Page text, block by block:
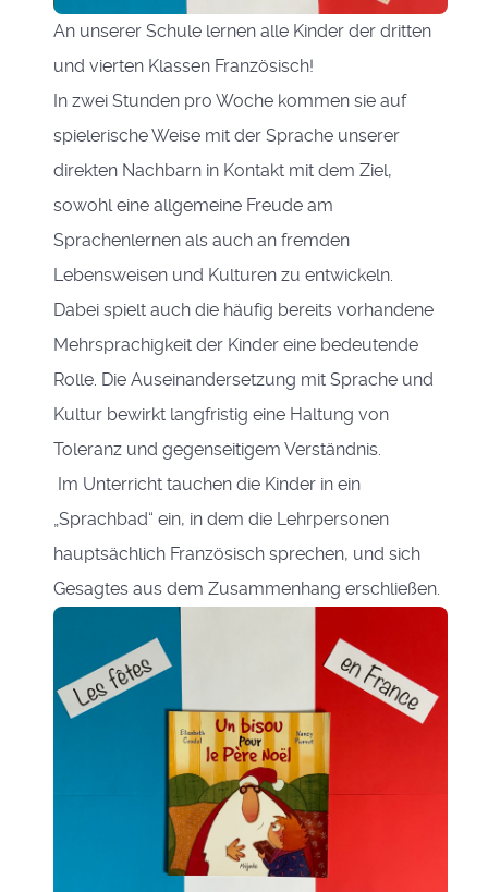
An unserer Schule lernen alle Kinder der dritten
und vierten Klassen Französisch!
In zwei Stunden pro Woche kommen sie auf
spielerische Weise mit der Sprache unserer
direkten Nachbarn in Kontakt mit dem Ziel,
sowohl eine allgemeine Freude am
Sprachenlernen als auch an fremden
Lebensweisen und Kulturen zu entwickeln.
Dabei spielt auch die häufig bereits vorhandene
Mehrsprachigkeit der Kinder eine bedeutende
Rolle. Die Auseinandersetzung mit Sprache und
Kultur bewirkt langfristig eine Haltung von
Toleranz und gegenseitigem Verständnis.
Im Unterricht tauchen die Kinder in ein
„Sprachbad“ ein, in dem die Lehrpersonen
hauptsächlich Französisch sprechen, und sich
Gesagtes aus dem Zusammenhang erschließen.